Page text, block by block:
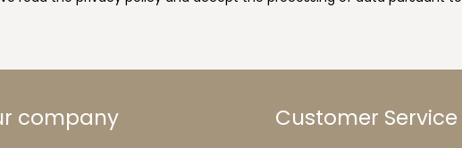
company Customer Service